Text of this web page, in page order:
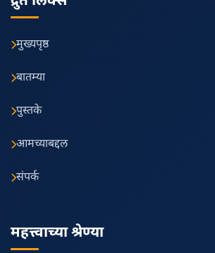
मुख्यपृष्ठ
बातम्या
पुस्तके
आमच्याबद्दल
संपर्क
महत्त्वाच्या श्रेण्या